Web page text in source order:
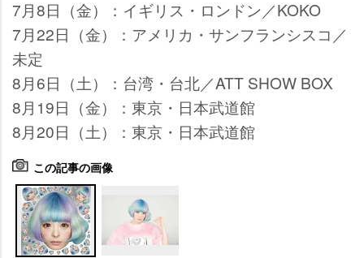
7月8日（金）：イギリス・ロンドン／KOKO
7月22日（金）：アメリカ・サンフランシスコ／
未定
8月6日（土）：台湾・台北／ATT SHOW BOX
8月19日（金）：東京・日本武道館
8月20日（土）：東京・日本武道館
この記事の画像